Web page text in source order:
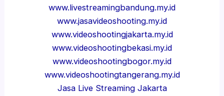
www.livestreamingbandung.my.id
www.jasavideoshooting.my.id
www.videoshootingjakarta.my.id
www.videoshootingbekasi.my.id
www.videoshootingbogor.my.id
www.videoshootingtangerang.my.id
Jasa Live Streaming Jakarta